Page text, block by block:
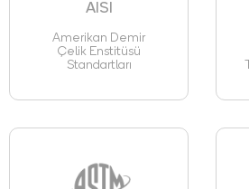
AISI
Amerikan Demir
Çelik Enstitüsü
Standartları